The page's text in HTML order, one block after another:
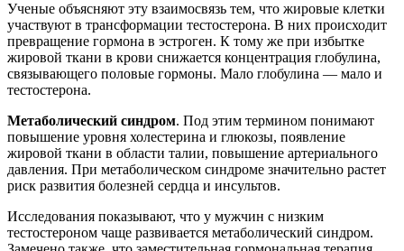
Ученые объясняют эту взаимосвязь тем, что жировые клетки
участвуют в трансформации тестостерона. В них происходит
превращение гормона в эстроген. К тому же при избытке
жировой ткани в крови снижается концентрация глобулина,
связывающего половые гормоны. Мало глобулина — мало и
тестостерона.
Метаболический синдром. Под этим термином понимают
повышение уровня холестерина и глюкозы, появление
жировой ткани в области талии, повышение артериального
давления. При метаболическом синдроме значительно растет
риск развития болезней сердца и инсультов.
Исследования показывают, что у мужчин с низким
тестостероном чаще развивается метаболический синдром.